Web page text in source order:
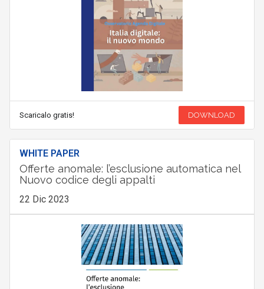
Scaricalo gratis! DOWNLOAD
WHITE PAPER
Offerte anomale: l’esclusione automatica nel
Nuovo codice degli appalti
22 Dic 2023